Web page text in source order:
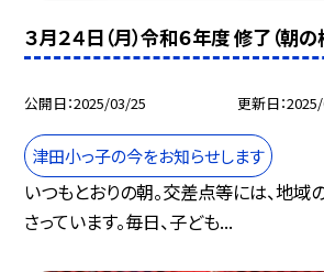
３月２４日（月）令和６年度 修了（朝の
公開日 2025/03/25 更新日
津田小っ子の今をお知らせします
いつもとおりの朝。交差点等には、地域
さっています。毎日、子ども...